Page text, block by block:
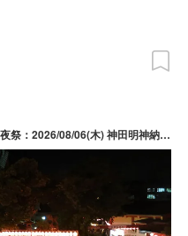
木) 神田明神納涼祭り：2026/08/07(金) ～ 2026/08/09(日)